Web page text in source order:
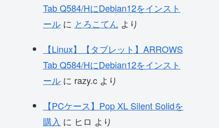
Tab Q584/HにDebian12をインスト
ール に とろこてん より
【Linux】【タブレット】ARROWS
Tab Q584/HにDebian12をインスト
ール に razy.c より
【PCケース】Pop XL Silent Solidを
購入 に ヒロ より